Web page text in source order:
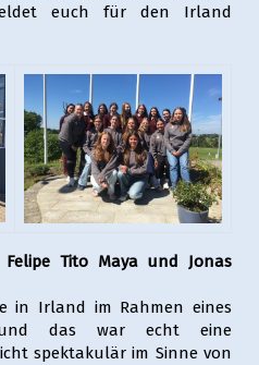
euch für den Irland
Felipe Tito Maya und Jonas
in Irland im Rahmen eines
und das war echt eine
spektakulär im Sinne von